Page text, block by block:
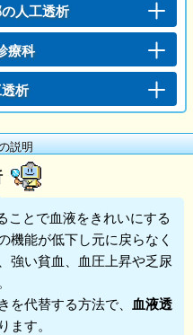
人工透析
療科
析
説明
ことで血液をきれいにする
機能が低下し元に戻らなく
強い貧血、血圧上昇や乏尿
を代替する方法で、 血液透
す。